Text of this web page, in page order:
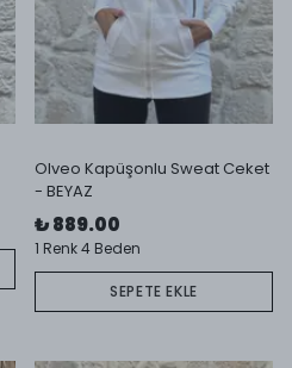
Olveo Kapüşonlu Sweat Ceket
- BEYAZ
₺ 889.00
1 Renk 4 Beden
SEPETE EKLE